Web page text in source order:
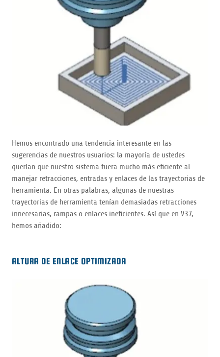
Hemos encontrado una tendencia interesante en las
sugerencias de nuestros usuarios: la mayoría de ustedes
querían que nuestro sistema fuera mucho más eficiente al
manejar retracciones, entradas y enlaces de las trayectorias de
herramienta. En otras palabras, algunas de nuestras
trayectorias de herramienta tenían demasiadas retracciones
innecesarias, rampas o enlaces ineficientes. Así que en V37,
hemos añadido:
ALTURA DE ENLACE OPTIMIZADA